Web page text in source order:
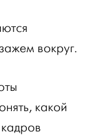
вокруг.
какой